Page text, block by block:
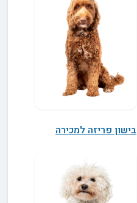
בישון פריזה למכירה